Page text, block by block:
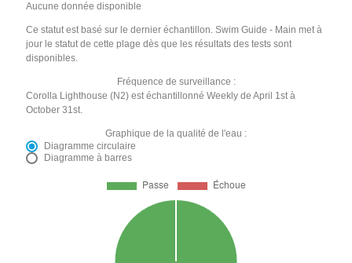
Aucune donnée disponible
Ce statut est basé sur le dernier échantillon. Swim Guide - Main met à
jour le statut de cette plage dès que les résultats des tests sont
disponibles.
Fréquence de surveillance :
Corolla Lighthouse (N2) est échantillonné Weekly de April 1st à
October 31st.
Graphique de la qualité de l'eau :
Diagramme circulaire
Diagramme à barres